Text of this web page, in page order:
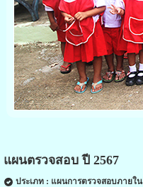
แผนตรวจสอบ ปี 2567
ประเภท : แผนการตรวจสอบภายใน